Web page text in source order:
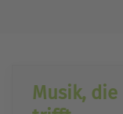
Musik,